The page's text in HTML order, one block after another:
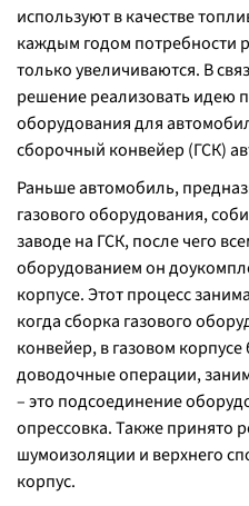
используют в качестве
каждым годом потребности
только увеличиваются. В
решение реализовать идею
оборудования для
сборочный конвейер (ГСК)
Раньше автомобиль,
газового оборудования,
заводе на ГСК, после чего
оборудованием он
корпусе. Этот процесс
когда сборка газового
конвейер, в газовом
доводочные операции,
– это подсоединение
опрессовка. Также принято
шумоизоляции и верхнего
корпус.